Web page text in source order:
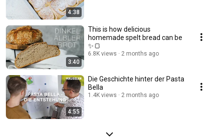
4:38
3:40
This is how delicious
homemade spelt bread can be
✨🍞
6.8K views 2 months ago
4:55
Die Geschichte hinter der Pasta
Bella
1.4K views 2 months ago